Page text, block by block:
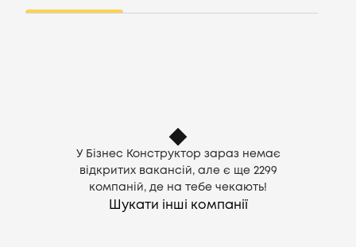
У Бізнес Конструктор зараз немає
відкритих вакансій, але є ще 2299
компаній, де на тебе чекають!
Шукати інші компанії